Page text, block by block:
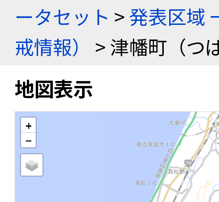
ータセット >発表区域
戒情報）
> 津幡町（つ
地図表示
+
−